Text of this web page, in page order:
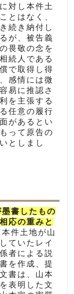
対し本件土
とはなく、
続き納付し
が、被告義
畏敬の念を
続人である
で取得し得
感情には微
易に推認さ
を主張する
任意の履行
があるとい
って原告の
としまし
書したもの
応の重みと
件土地が山
ていたレイ
者による説
を作成、提
書は、山本
表明した文